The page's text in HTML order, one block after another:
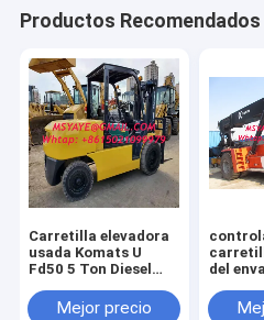
Productos Recomendados
Carretilla elevadora
usada Komats U
Fd50 5 Ton Diesel
condiciones de
Mejor precio
del
la